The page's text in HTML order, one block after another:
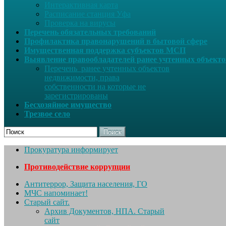
Интерактивная карта
Расписание станция Уфа
Проверка на вирусы
Перечень обязательных требований
Профилактика правонарушений в бытовой сфере
Имущественная поддержка субъектов МСП
Выявление правообладателей ранее учтенных
Перечень ранее учтенных объектов
недвижимости, права
собственности на которые не
зарегистрированы
Бесхозяйное имущество
Трезвое село
Поиск
Прокуратура информирует
Противодействие коррупции
Антитеррор, Защита населения, ГО
МЧС напоминает!
Старый сайт.
Архив Документов, НПА. Старый
сайт